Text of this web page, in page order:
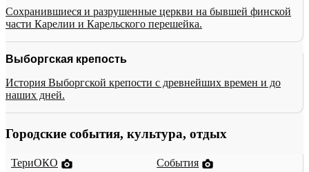
Сохранившиеся и разрушенные церкви на бывшей финской
части Карелии и Карельского перешейка.
Выборгская крепость
История Выборгской крепости с древнейших времен и до
наших дней.
Городские события, культура, отдых
ТериОКО
События